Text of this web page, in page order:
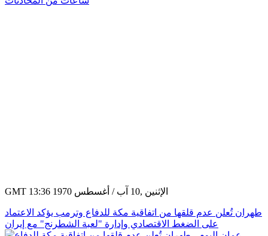
GMT 13:36 1970 الإثنين ,10 آب / أغسطس
طهران تُعلن عدم قلقها من اتفاقية مكة للدفاع وترمب يؤكد الاعتماد
على الضغط الاقتصادي وإدارة "لعبة الشطرنج" مع إيران